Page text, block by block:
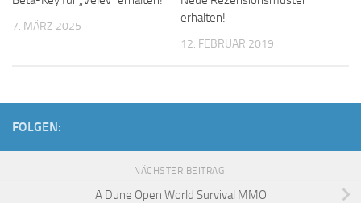
7. MÄRZ 2025
erhalten!
12. FEBRUAR 2019
FOLGEN:
NÄCHSTER BEITRAG
A Dune Open World Survival MMO